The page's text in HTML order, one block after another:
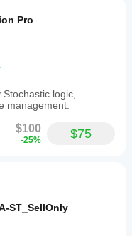
Pro
logic,
management.
$100
-25% $75
ST_SellOnly